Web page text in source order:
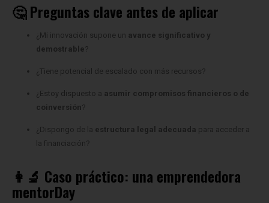
🤔 Preguntas clave antes de aplicar
¿Mi innovación supone un avance significativo y
demostrable?
¿Tiene potencial de escalado con más recursos?
¿Estoy dispuesto a asumir compromisos financieros o de
coinversión?
¿Dispongo de la estructura legal adecuada para acceder a
la financiación?
👩‍🔬 Caso práctico: una emprendedora
mentorDay